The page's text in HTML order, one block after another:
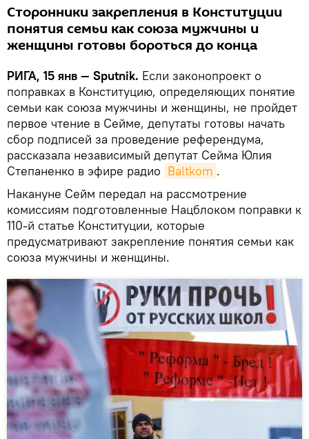
Сторонники закрепления в Конституции
понятия семьи как союза мужчины и
женщины готовы бороться до конца
РИГА, 15 янв — Sputnik. Если законопроект о
поправках в Конституцию, определяющих понятие
семьи как союза мужчины и женщины, не пройдет
первое чтение в Сейме, депутаты готовы начать
сбор подписей за проведение референдума,
рассказала независимый депутат Сейма Юлия
Степаненко в эфире радио Baltkom .
Накануне Сейм передал на рассмотрение
комиссиям подготовленные Нацблоком поправки к
110-й статье Конституции, которые
предусматривают закрепление понятия семьи как
союза мужчины и женщины.